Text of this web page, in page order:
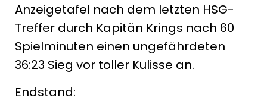
Anzeigetafel nach dem letzten HSG-
Treffer durch Kapitän Krings nach 60
Spielminuten einen ungefährdeten
36:23 Sieg vor toller Kulisse an.
Endstand: